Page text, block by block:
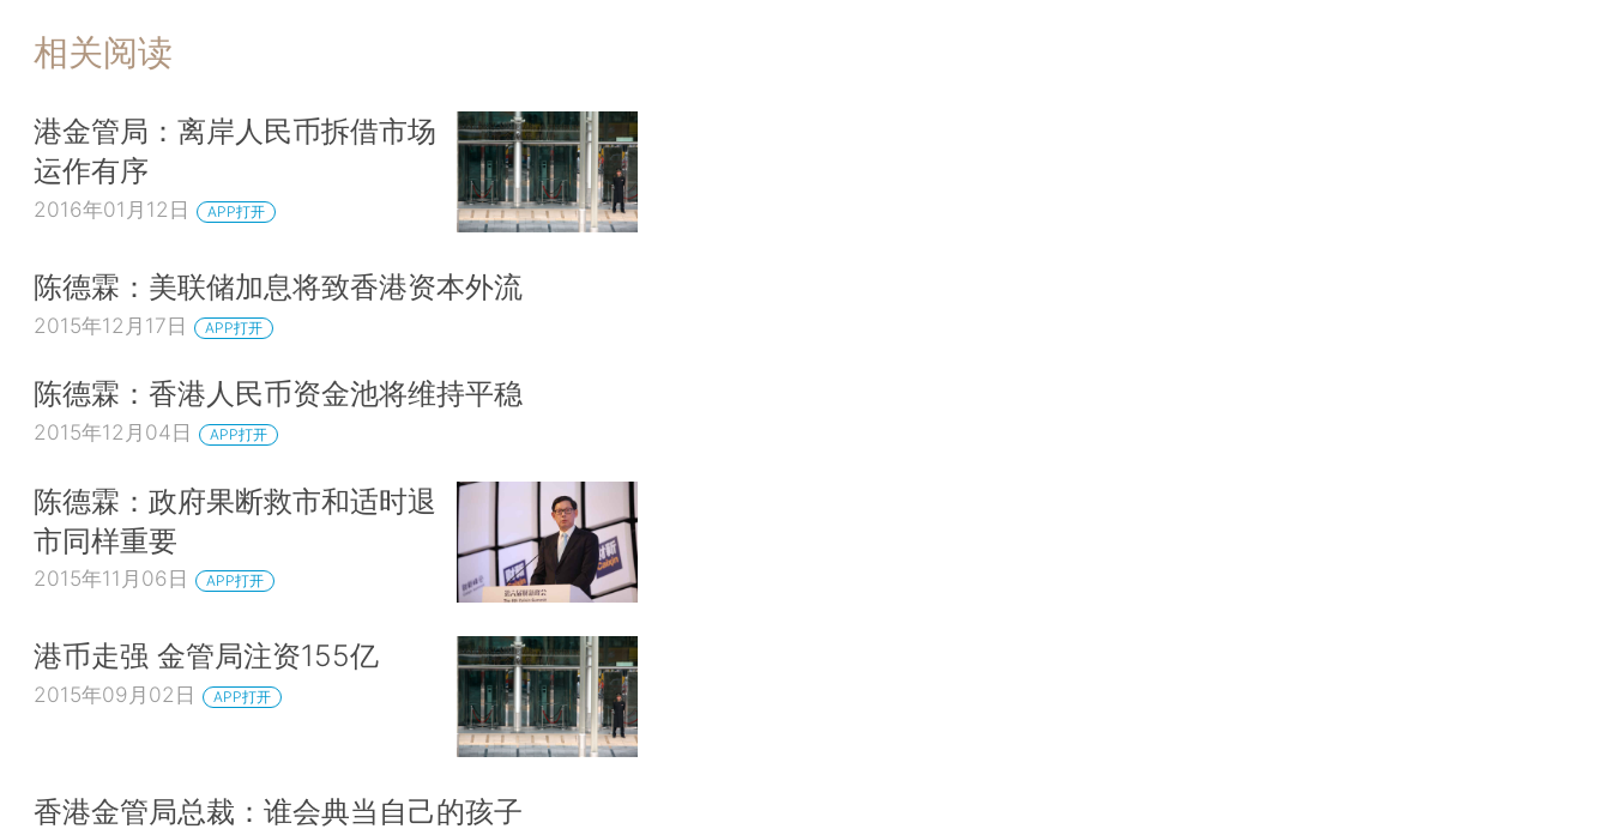
相关阅读
港金管局：离岸人民币拆借市场
运作有序
2016年01月12日 APP打开
陈德霖：美联储加息将致香港资本外流
2015年12月17日 APP打开
陈德霖：香港人民币资金池将维持平稳
2015年12月04日 APP打开
陈德霖：政府果断救市和适时退
市同样重要
2015年11月06日 APP打开
港币走强 金管局注资155亿
2015年09月02日 APP打开
香港金管局总裁：谁会典当自己的孩子